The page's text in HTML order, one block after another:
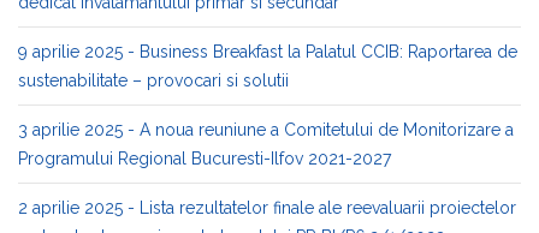
9 aprilie 2025 - Business Breakfast la Palatul CCIB: Raportarea de
sustenabilitate – provocari si solutii
3 aprilie 2025 - A noua reuniune a Comitetului de Monitorizare a
Programului Regional Bucuresti-Ilfov 2021-2027
2 aprilie 2025 - Lista rezultatelor finale ale reevaluarii proiectelor